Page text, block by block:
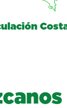
canos